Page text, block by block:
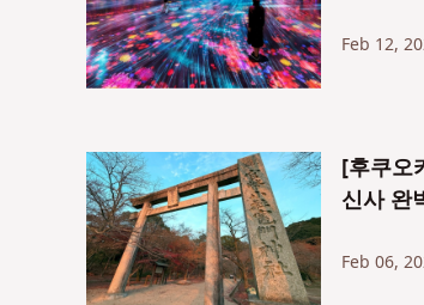
Feb 12,
[후쿠오
신사 완
Feb 06,